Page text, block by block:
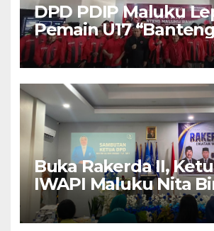
DPD PDIP Maluku
Pemain U17
Raya” ke Sokerano
Jawa Timur
Buka Rakerda II,
IWAPI Maluku Nita
Perempuan
Penggerak UMKM